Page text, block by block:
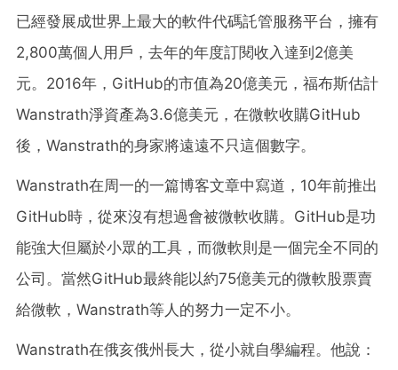
已經發展成世界上最大的軟件代碼託管服務平台，擁有
2,800萬個人用戶，去年的年度訂閱收入達到2億美
元。2016年，GitHub的市值為20億美元，福布斯估計
Wanstrath淨資產為3.6億美元，在微軟收購GitHub
後，Wanstrath的身家將遠遠不只這個數字。
Wanstrath在周一的一篇博客文章中寫道，10年前推出
GitHub時，從來沒有想過會被微軟收購。GitHub是功
能強大但屬於小眾的工具，而微軟則是一個完全不同的
公司。當然GitHub最終能以約75億美元的微軟股票賣
給微軟，Wanstrath等人的努力一定不小。
Wanstrath在俄亥俄州長大，從小就自學編程。他說：